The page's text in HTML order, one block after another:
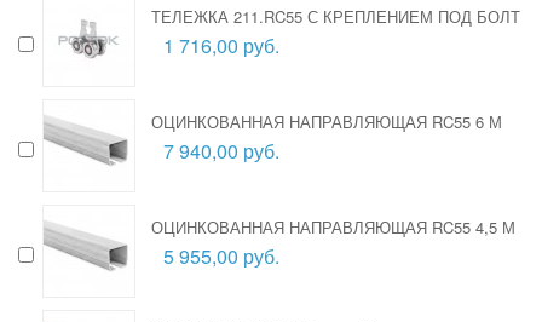
ТЕЛЕЖКА 211.RC55 С КРЕПЛЕНИЕМ ПОД БОЛТ
1 716,00 руб.
ОЦИНКОВАННАЯ НАПРАВЛЯЮЩАЯ RC55 6 М
7 940,00 руб.
ОЦИНКОВАННАЯ НАПРАВЛЯЮЩАЯ RC55 4,5 М
5 955,00 руб.